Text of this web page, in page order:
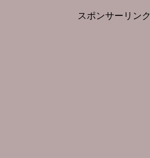
スポンサーリンク